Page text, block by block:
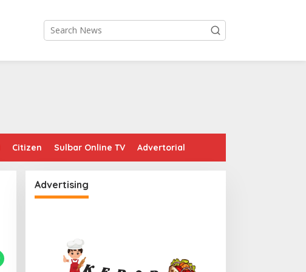
Citizen Sulbar Online TV Advertorial
Advertising